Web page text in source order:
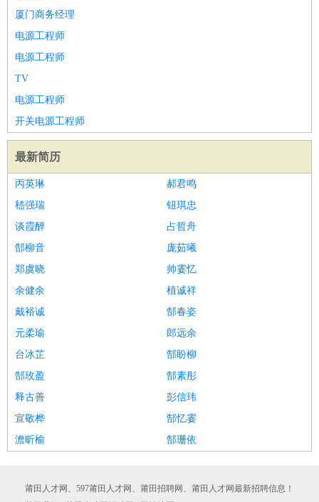
厦门商务经理
电源工程师
电源工程师
TV
电源工程师
开关电源工程师
最新简历
丙英琳
郝君鸣
嵇强瑞
钮琪忠
谈霞醉
占哲舟
郜柳音
庞茹曦
郑虞晓
帅霎忆
余健余
植诚祥
戴裕诚
郜春姿
元柔瑜
郎远余
台冰芷
郜盼柳
郜玫盈
郜素彤
释古善
彭信玮
宣敬桦
郜忆霎
澹昕榆
郜珊依
莆田人才网、597莆田人才网、莆田招聘网、莆田人才网最新招聘信息！